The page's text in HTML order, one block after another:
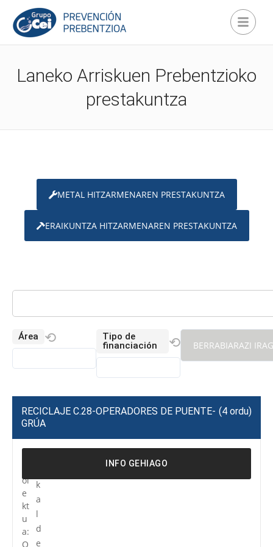
Laneko Arriskuen Prebentzioko
prestakuntza
METAL HITZARMENAREN PRESTAKUNTZA
ERAIKUNTZA HITZARMENAREN PRESTAKUNTZA
Área ⟲
Tipo de
financiación
⟲ BERRABIARAZI
RECICLAJE C.28-OPERADORES DE PUENTE-
GRÚA
(4 ordu)
oi
e
kt
u
a:
O
k
a
l
d
e
INFO GEHIAGO